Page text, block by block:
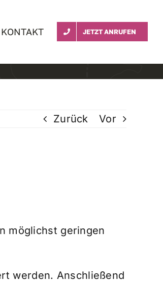
KONTAKT JETZT ANRUFEN
Zurück Vor
möglichst geringen
werden. Anschließend